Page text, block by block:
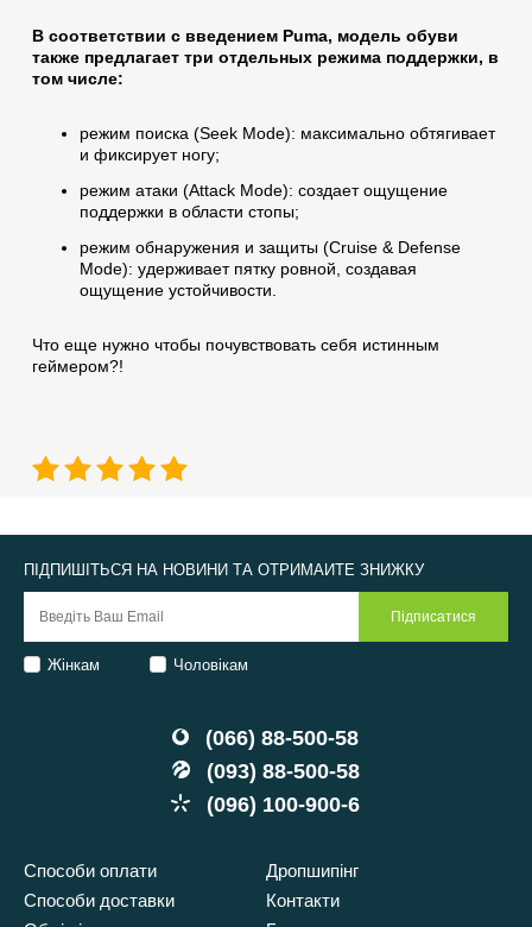
В соответствии с введением Puma, модель обуви
также предлагает три отдельных режима поддержки, в
том числе:
режим поиска (Seek Mode): максимально обтягивает
и фиксирует ногу;
режим атаки (Attack Mode): создает ощущение
поддержки в области стопы;
режим обнаружения и защиты (Cruise & Defense
Mode): удерживает пятку ровной, создавая
ощущение устойчивости.
Что еще нужно чтобы почувствовать себя истинным
геймером?!
(066) 88-500-58
(093) 88-500-58
(096) 100-900-6
Способи оплати
Способи доставки
Дропшипінг
Контакти
ПІДПИШІТЬСЯ НА НОВИНИ ТА ОТРИМАЙТЕ ЗНИЖКУ
Жінкам Чоловікам